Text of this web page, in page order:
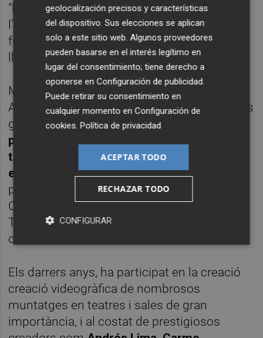
"la incorporació d’elements quotidians a
l’expressió lírica" i el "caràcter innovador, que
fusiona imatges poètiques amb el
llenguatge cinematogràfic".
Miquel Àngel Raió va estudiar Comunicació
Audiovisual a Barcelona. Ha conreat diversos
gèneres videogràfics:publicitat, videoart,
programes, microdocumentals per a la
televisió, videodansa, ficció curta i
experimental, etc. Des del 2009 treballa de
productor i director de la companyia teatral
Cia l’Aviador, de la qual és cofundador.
També s’ha dedicat a la pedagogia del
cinema.
Els darrers anys, ha participat en la creació
creació videogràfica de nombrosos
muntatges en teatres i sales de gran
importància, i al costat de prestigiosos
geolocalización precisos y características
del dispositivo. Sus elecciones se aplican
solo a este sitio web. Algunos proveedores
pueden basarse en el interés legítimo en
lugar del consentimiento; tiene derecho a
oponerse enConfiguración de publicidad
Puede retirar su consentimiento en
cualquier momento enConfiguración de
cookies .Política de privacidad
ACEPTAR TODO
RECHAZAR TODO
CONFIGURAR